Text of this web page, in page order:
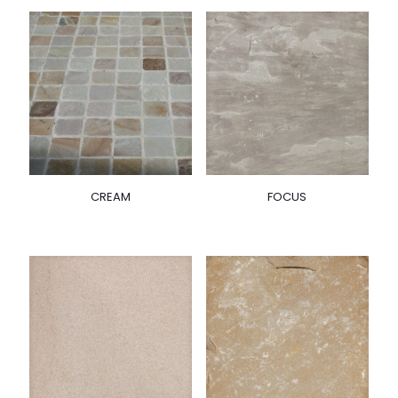
CREAM FOCUS